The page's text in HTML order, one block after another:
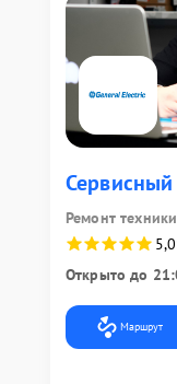
Ремонт
5,0
Открыто до
Маршрут